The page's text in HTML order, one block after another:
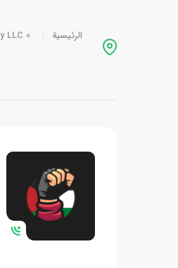
الرئيسية »
LLC